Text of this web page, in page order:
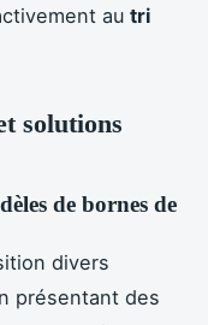
au tri
solutions
de bornes de
divers
présentant des